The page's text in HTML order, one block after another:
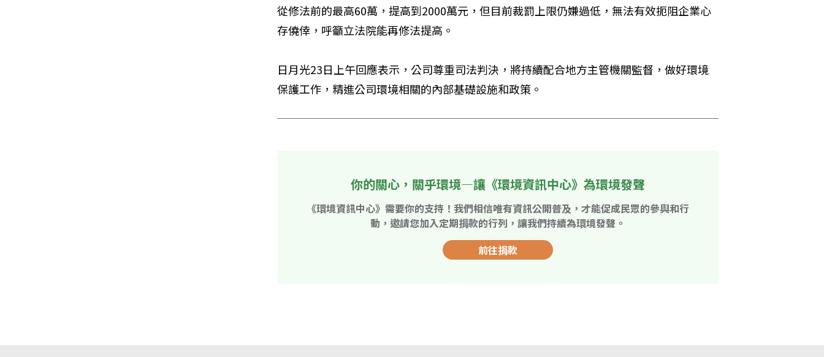
從修法前的最高60萬，提高到2000萬元，但目前裁罰上限仍嫌過低，無法有效扼阻企業心
存僥倖，呼籲立法院能再修法提高。
日月光23日上午回應表示，公司尊重司法判決，將持續配合地方主管機關監督，做好環境
保護工作，精進公司環境相關的內部基礎設施和政策。
你的關心，關乎環境—讓《環境資訊中心》為環境發聲
《環境資訊中心》需要你的支持！我們相信唯有資訊公開普及，才能促成民眾的參與和行
動，邀請您加入定期捐款的行列，讓我們持續為環境發聲。
前往捐款